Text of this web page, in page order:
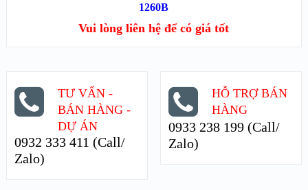
XEM CHI TIẾT
1260B
Vui lòng liên hệ để có giá tốt
TƯ VẤN -
BÁN HÀNG -
DỰ ÁN
0932 333 411 (Call/
Zalo)
HỖ TRỢ BÁN
HÀNG
0933 238 199 (Call/
Zalo)